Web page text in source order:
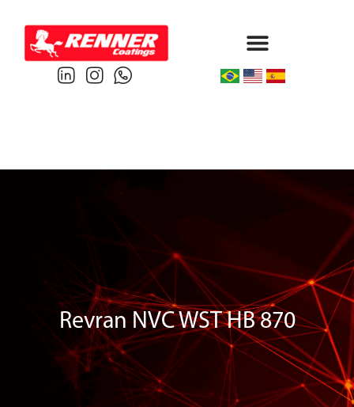
Revran NVC WST HB 870